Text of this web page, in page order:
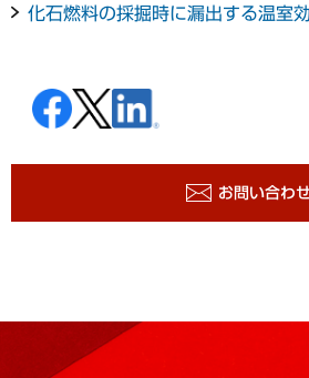
化石燃料の採掘時に漏出する温室
お問い合わ